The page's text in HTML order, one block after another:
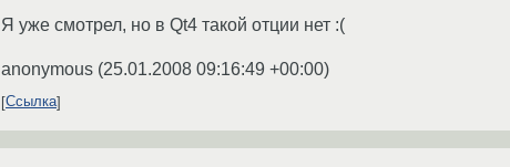
Я уже смотрел, но в Qt4 такой отции нет :(
anonymous (25.01.2008 09:16:49 +00:00)
Ссылка